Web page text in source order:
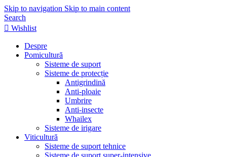
Skip to navigation Skip to main content
Search
Wishlist
Despre
Pomicultură
Sisteme de suport
Sisteme de protecție
Antigrindină
Anti-ploaie
Umbrire
Anti-insecte
Whailex
Sisteme de irigare
Viticultură
Sisteme de suport tehnice
Sisteme de suport super-intensive